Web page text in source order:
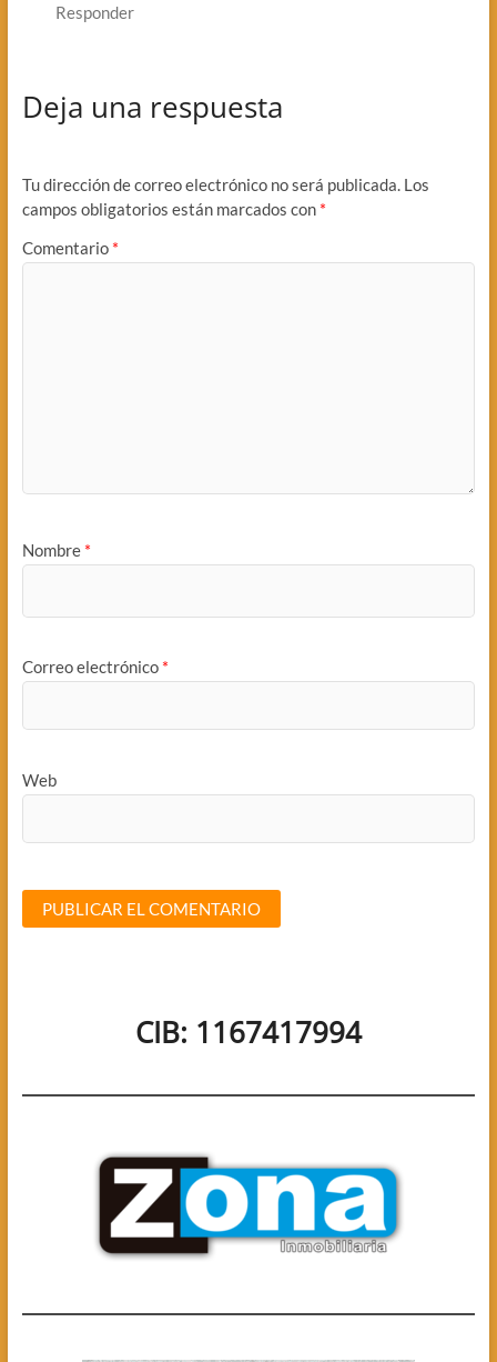
Responder
Deja una respuesta
Tu dirección de correo electrónico no será publicada. Los
campos obligatorios están marcados con *
Comentario *
Nombre *
Correo electrónico *
Web
CIB: 1167417994